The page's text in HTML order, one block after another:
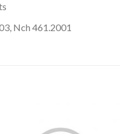
Nch 461.2001